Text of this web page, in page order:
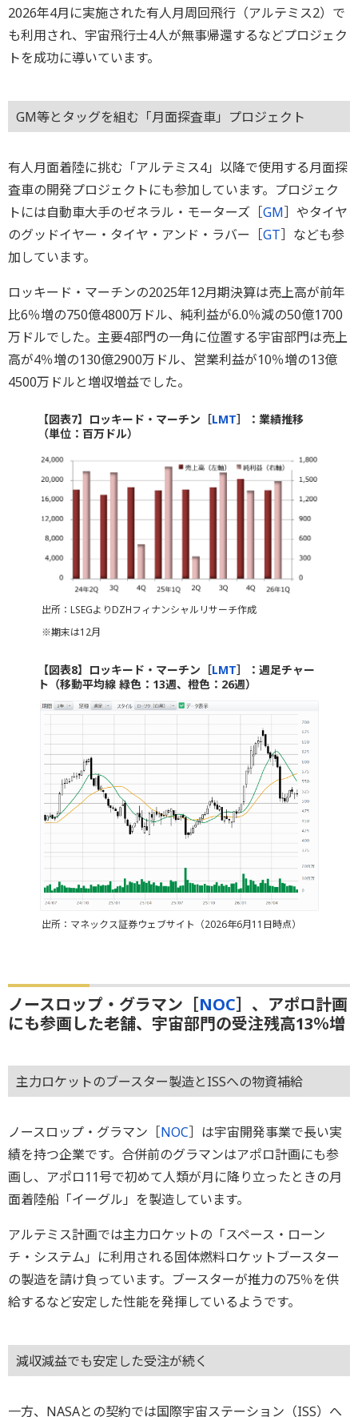
2026年4月に実施された有人月周回飛行（アルテミス2）で
も利用され、宇宙飛行士4人が無事帰還するなどプロジェク
トを成功に導いています。
GM等とタッグを組む「月面探査車」プロジェクト
有人月面着陸に挑む「アルテミス4」以降で使用する月面探
査車の開発プロジェクトにも参加しています。プロジェク
トには自動車大手のゼネラル・モーターズ［GM］やタイヤ
のグッドイヤー・タイヤ・アンド・ラバー［GT］なども参
加しています。
ロッキード・マーチンの2025年12月期決算は売上高が前年
比6％増の750億4800万ドル、純利益が6.0％減の50億1700
万ドルでした。主要4部門の一角に位置する宇宙部門は売上
高が4％増の130億2900万ドル、営業利益が10％増の13億
4500万ドルと増収増益でした。
【図表7】ロッキード・マーチン［LMT］：業績推移
（単位：百万ドル）
出所：LSEGよりDZHフィナンシャルリサーチ作成
※期末は12月
【図表8】ロッキード・マーチン［LMT］：週足チャー
ト（移動平均線 緑色：13週、橙色：26週）
出所：マネックス証券ウェブサイト（2026年6月11日時点）
ノースロップ・グラマン［NOC］、アポロ計画
にも参画した老舗、宇宙部門の受注残高13％増
主力ロケットのブースター製造とISSへの物資補給
ノースロップ・グラマン［NOC］は宇宙開発事業で長い実
績を持つ企業です。合併前のグラマンはアポロ計画にも参
画し、アポロ11号で初めて人類が月に降り立ったときの月
面着陸船「イーグル」を製造しています。
アルテミス計画では主力ロケットの「スペース・ローン
チ・システム」に利用される固体燃料ロケットブースター
の製造を請け負っています。ブースターが推力の75％を供
給するなど安定した性能を発揮しているようです。
減収減益でも安定した受注が続く
一方、NASAとの契約では国際宇宙ステーション（ISS）へ